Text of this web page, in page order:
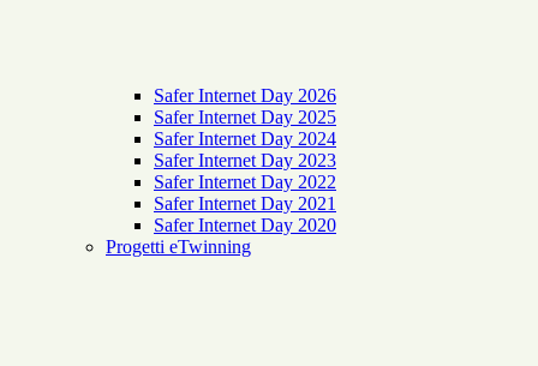
Safer Internet Day 2026
Safer Internet Day 2025
Safer Internet Day 2024
Safer Internet Day 2023
Safer Internet Day 2022
Safer Internet Day 2021
Safer Internet Day 2020
Progetti eTwinning